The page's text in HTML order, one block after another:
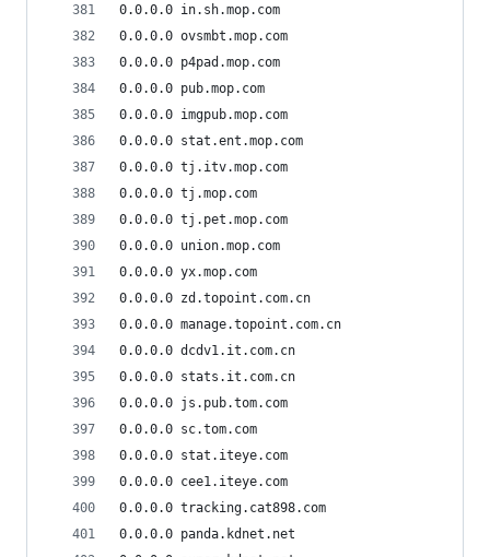
0.0.0.0 in.sh.mop.com
0.0.0.0 ovsmbt.mop.com
0.0.0.0 p4pad.mop.com
0.0.0.0 pub.mop.com
0.0.0.0 imgpub.mop.com
0.0.0.0 stat.ent.mop.com
0.0.0.0 tj.itv.mop.com
0.0.0.0 tj.mop.com
0.0.0.0 tj.pet.mop.com
0.0.0.0 union.mop.com
0.0.0.0 yx.mop.com
0.0.0.0 zd.topoint.com.cn
0.0.0.0 manage.topoint.com.cn
0.0.0.0 dcdv1.it.com.cn
0.0.0.0 stats.it.com.cn
0.0.0.0 js.pub.tom.com
0.0.0.0 sc.tom.com
0.0.0.0 stat.iteye.com
0.0.0.0 cee1.iteye.com
0.0.0.0 tracking.cat898.com
0.0.0.0 panda.kdnet.net